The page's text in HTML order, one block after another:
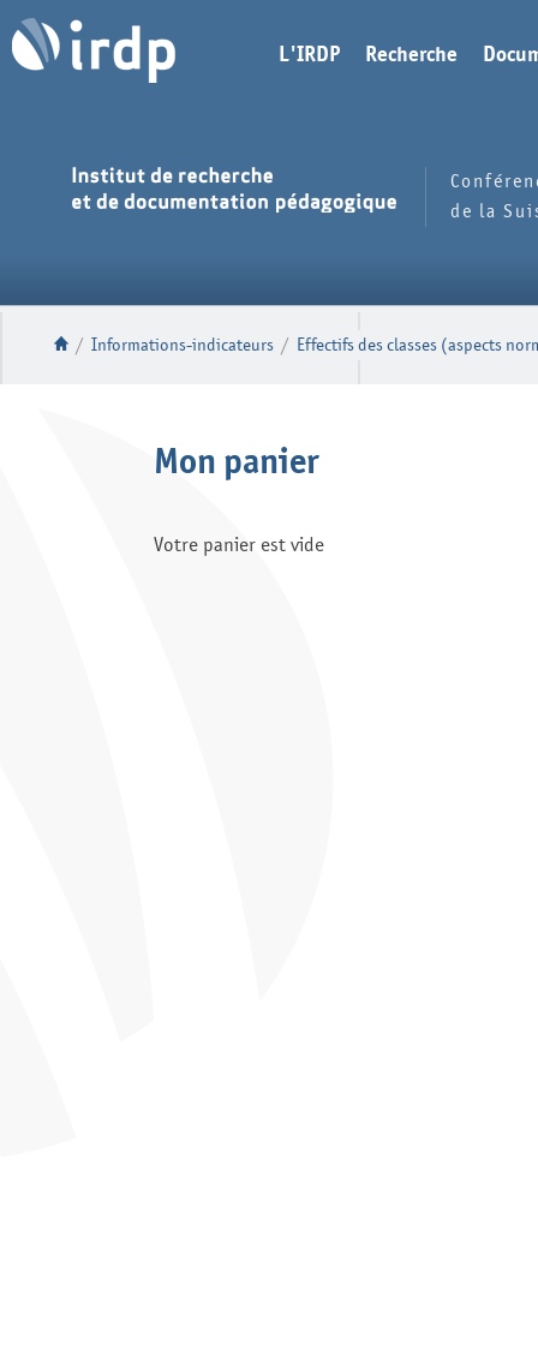
L'IRDP Recherche
de la
/ Informations-indicateurs / Effectifs des classes (aspects
Mon panier
Votre panier est vide